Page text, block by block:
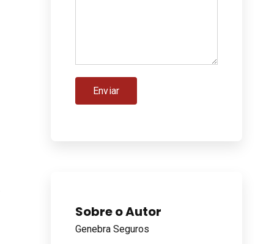
Sobre o Autor
Genebra Seguros